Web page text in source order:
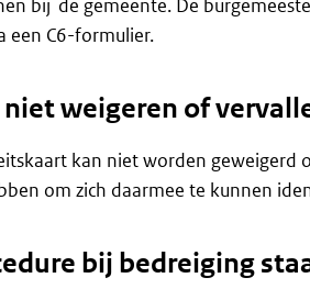
bij de gemeente. De
een C6-formulier.
weigeren of
kan niet worden
om zich daarmee te kunnen
bij bedreiging